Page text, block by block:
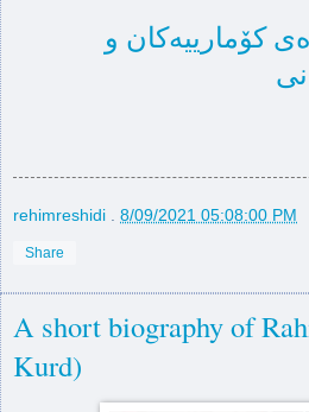
rehimreshidi 8/09/2021 05:08:00 PM
Share
A short biography of
Kurd)